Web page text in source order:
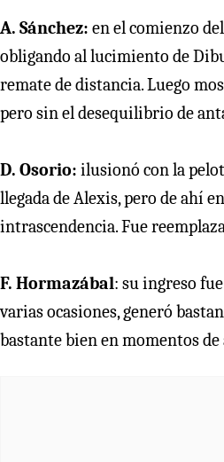
A. Sánchez: en el comienzo
obligando al lucimiento de
remate de distancia. Luego
pero sin el desequilibrio de
D. Osorio: ilusionó con la
llegada de Alexis, pero de ahí
intrascendencia. Fue
F. Hormazábal: su ingreso
varias ocasiones, generó
bastante bien en momentos